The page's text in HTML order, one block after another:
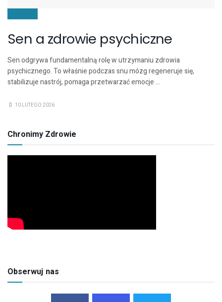
Sen a zdrowie psychiczne
Sen odgrywa fundamentalną rolę w utrzymaniu zdrowia
psychicznego. To właśnie podczas snu mózg regeneruje się,
stabilizuje nastrój, pomaga przetwarzać emocje ...
10 LUTEGO 2026
Chronimy Zdrowie
Obserwuj nas